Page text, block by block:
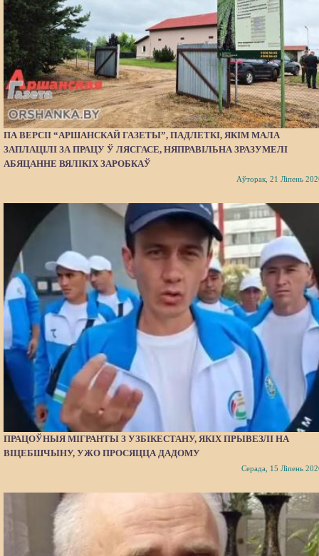
ПА ВЕРСІІ “АРШАНСКАЙ ГАЗЕТЫ”, ПАДЛЕТКІ, ЯКІМ МАЛА
ЗАПЛАЦІЛІ ЗА ПРАЦУ Ў ЛЯСГАСЕ, НЯПРАВІЛЬНА ЗРАЗУМЕЛІ
АБЯЦАННЕ ВЯЛІКІХ ЗАРОБКАЎ
Аўторак, 21 Ліпень
ПРАЦОЎНЫЯ МІГРАНТЫ З УЗБІКЕСТАНУ, ЯКІХ ПРЫВЕЗЛІ НА
ВІЦЕБШЧЫНУ, УЖО ПРОСЯЦЦА ДАДОМУ
Серада, 15 Ліпень